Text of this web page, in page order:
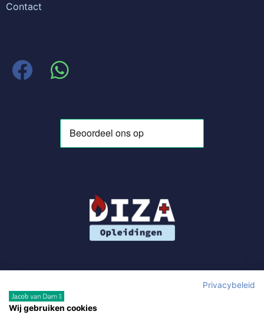
Contact
Privacybeleid
Wij gebruiken cookies